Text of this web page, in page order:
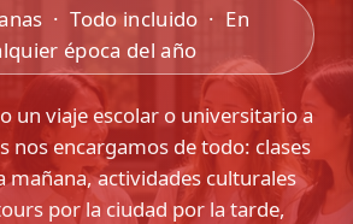
· Todo incluido · En
época del año
un viaje escolar o universitario a
nos encargamos de todo: clases
mañana, actividades culturales
por la ciudad por la tarde,